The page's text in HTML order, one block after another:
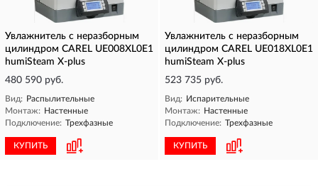
Увлажнитель с неразборным
цилиндром CAREL UE008XL0E1
humiSteam X-plus
480 590 руб.
Вид: Распылительные
Монтаж: Настенные
Подключение: Трехфазные
КУПИТЬ
Увлажнитель с неразборным
цилиндром CAREL UE018XL0E1
humiSteam X-plus
523 735 руб.
Вид: Испарительные
Монтаж: Настенные
Подключение: Трехфазные
КУПИТЬ